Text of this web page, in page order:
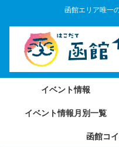
函館エリア唯一
イベント情報
イベント情報月別一覧
函館コ